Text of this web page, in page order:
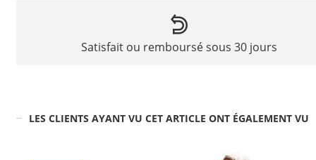
Satisfait ou remboursé sous 30 jours
LES CLIENTS AYANT VU CET ARTICLE ONT ÉGALEMENT VU